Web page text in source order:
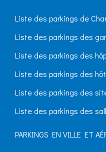
Liste des parkings de
Liste des parkings des
Liste des parkings des
Liste des parkings des
Liste des parkings des
Liste des parkings des
PARKINGS EN VILLE ET